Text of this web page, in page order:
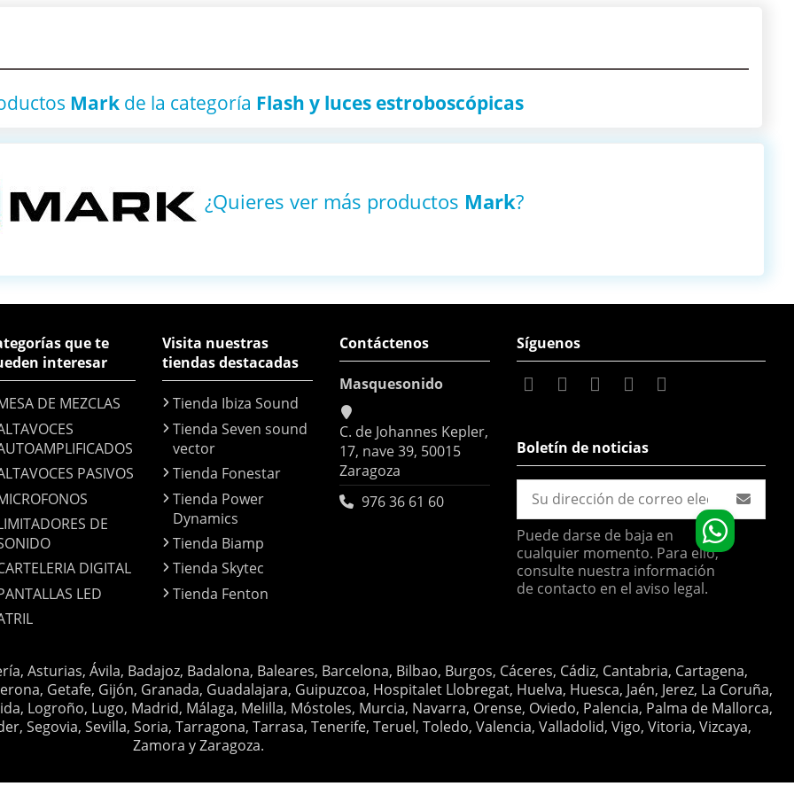
Mark de la categoría Flash y luces estroboscópicas
¿Quieres ver más productos Mark?
que te
interesar
DE MEZCLAS
PASIVOS
DE
DIGITAL
LED
Visita nuestras
tiendas destacadas
Tienda Ibiza Sound
Tienda Seven sound
vector
Tienda Fonestar
Tienda Power
Dynamics
Tienda Biamp
Tienda Skytec
Tienda Fenton
Contáctenos
Masquesonido
C. de Johannes Kepler,
17, nave 39, 50015
Zaragoza
976 36 61 60
Síguenos
Boletín de noticias
Puede darse de baja en
cualquier momento. Para ello,
consulte nuestra información
de contacto en el aviso legal.
Asturias, Ávila, Badajoz, Badalona, Baleares, Barcelona, Bilbao, Burgos, Cáceres, Cádiz, Cantabria, Cartagena,
Getafe, Gijón, Granada, Guadalajara, Guipuzcoa, Hospitalet Llobregat, Huelva, Huesca, Jaén, Jerez, La Coruña,
Logroño, Lugo, Madrid, Málaga, Melilla, Móstoles, Murcia, Navarra, Orense, Oviedo, Palencia, Palma de Mallorca,
Segovia, Sevilla, Soria, Tarragona, Tarrasa, Tenerife, Teruel, Toledo, Valencia, Valladolid, Vigo, Vitoria, Vizcaya,
Zamora y Zaragoza.